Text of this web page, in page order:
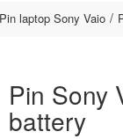
Pin laptop Sony Vaio
Pin Sony
battery